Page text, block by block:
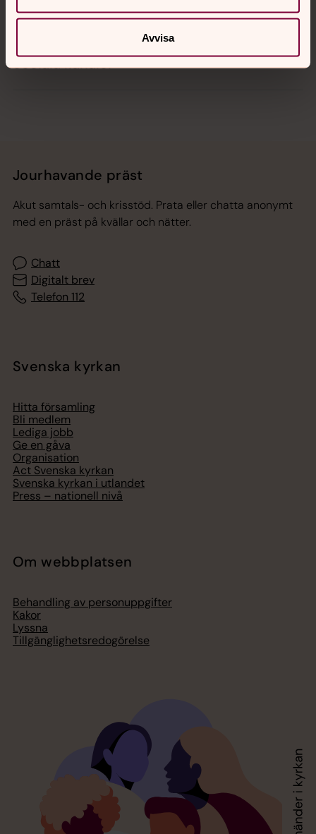
Avvisa
Hitta snabbt
Sociala kanaler
Jourhavande präst
Akut samtals- och krisstöd. Prata eller chatta anonymt
med en präst på kvällar och nätter.
Chatt
Digitalt brev
Telefon 112
Svenska kyrkan
Hitta församling
Bli medlem
Lediga jobb
Ge en gåva
Organisation
Act Svenska kyrkan
Svenska kyrkan i utlandet
Press – nationell nivå
Om webbplatsen
Behandling av personuppgifter
Kakor
Lyssna
Tillgänglighetsredogörelse